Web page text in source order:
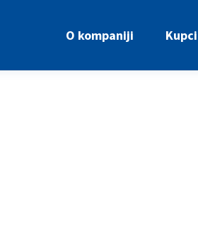
O kompaniji Kupci